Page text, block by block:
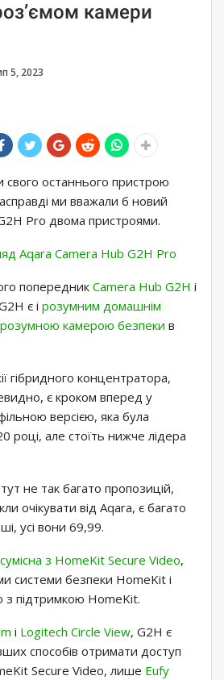
камери
5, 2023
свого останнього пристрою
ми вважали б новий
Pro двома пристроями.
Aqara Camera Hub G2H Pro
попередник Camera Hub G2H і
є і розумним домашнім
розумною камерою безпеки в
гібридного концентратора,
є кроком вперед у
версією, яка була
але стоїть нижче лідера
не так багато пропозицій,
очікувати від Aqara, є багато
усі вони 69,99.
сумісна з HomeKit Secure Video,
системи безпеки HomeKit і
з підтримкою HomeKit.
і Logitech Circle View, G2H є
способів отримати доступ
Secure Video, лише Eufy